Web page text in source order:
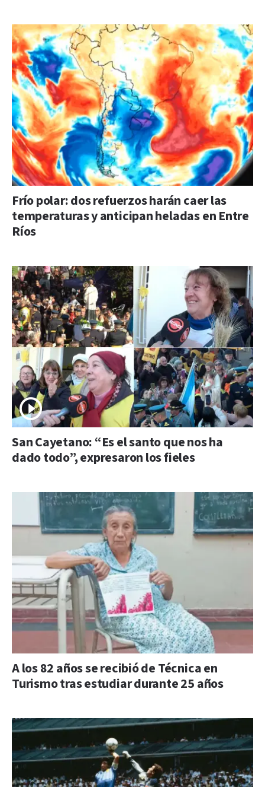
Frío polar: dos refuerzos harán caer las
temperaturas y anticipan heladas en Entre
Ríos
San Cayetano: “Es el santo que nos ha
dado todo”, expresaron los fieles
A los 82 años se recibió de Técnica en
Turismo tras estudiar durante 25 años